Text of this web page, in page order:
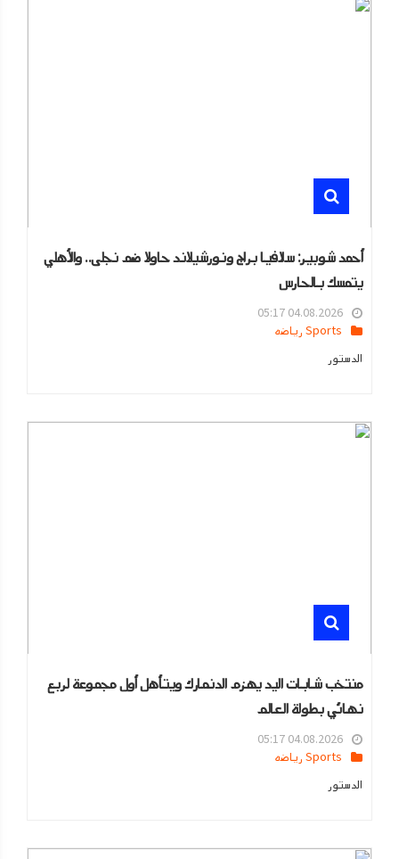
أحمد شوبير: سلافيا براج ونورشيلاند حاولا ضم نجلى.. والأهلي
يتمسك بالحارس
04.08.2026 05:17
Sports رياضه
الدستور
منتخب شابات اليد يهزم الدنمارك ويتأهل أول مجموعة لربع
نهائي بطولة العالم
04.08.2026 05:17
Sports رياضه
الدستور